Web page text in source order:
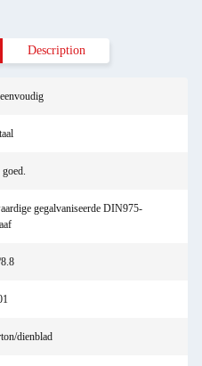
Description
gegalvaniseerde DIN975-
dienblad